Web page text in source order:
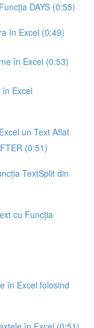
DAYS (0:55)
în Excel (0:49)
în Excel (0:53)
Excel
un Text Aflat
(0:51)
TextSplit din
cu Funcția
în Excel folosind